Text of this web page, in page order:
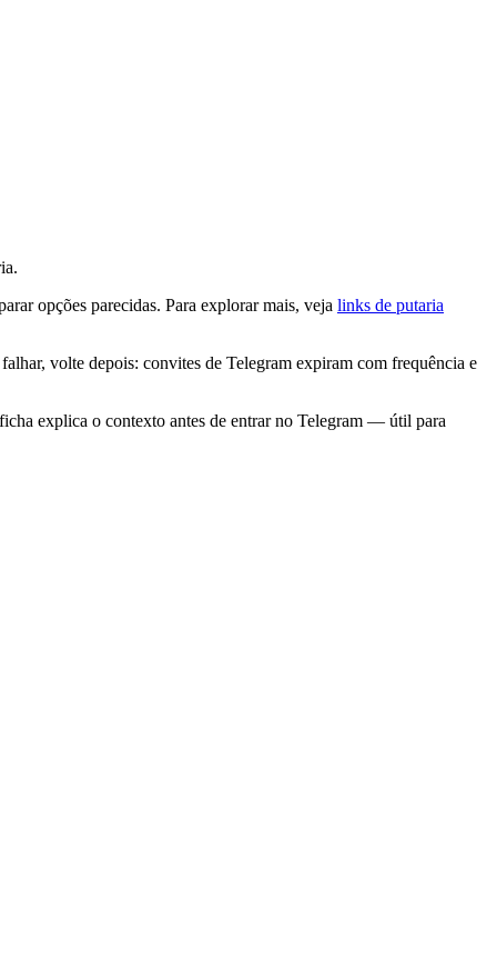
opções parecidas. Para explorar mais, veja links de putaria
volte depois: convites de Telegram expiram com frequência e
explica o contexto antes de entrar no Telegram — útil para